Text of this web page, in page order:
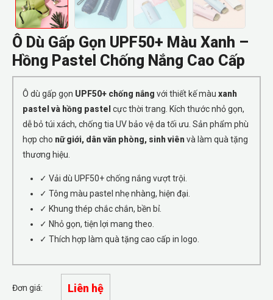
Ô Dù Gấp Gọn UPF50+ Màu Xanh –
Hồng Pastel Chống Nắng Cao Cấp
Ô dù gấp gọn UPF50+ chống nắng với thiết kế màu xanh
pastel và hồng pastelcực thời trang. Kích thước nhỏ gọn,
dễ bỏ túi xách, chống tia UV bảo vệ da tối ưu. Sản phẩm phù
hợp cho nữ giới, dân văn phòng, sinh viênvà làm quà tặng
thương hiệu.
✓ Vải dù UPF50+ chống nắng vượt trội.
✓ Tông màu pastel nhẹ nhàng, hiện đại.
✓ Khung thép chắc chắn, bền bỉ.
✓ Nhỏ gọn, tiện lợi mang theo.
✓ Thích hợp làm quà tặng cao cấp in logo.
Đơn giá: Liên hệ